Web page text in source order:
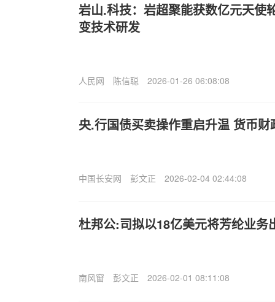
岩山.科技：岩超聚能获数亿元天使
变技术研发
人民网 陈信聪 2026-01-26 06:08:08
央.行国债买卖操作重启升温 货币
中国长安网 彭文正 2026-02-04 02:44:08
杜邦公:司拟以18亿美元将芳纶业
南风窗 彭文正 2026-02-01 08:11:08